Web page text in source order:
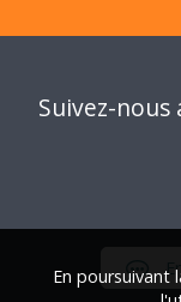
Suivez-nous
En poursuivant